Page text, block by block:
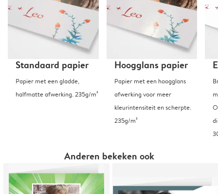
Standaard papier
Papier met een gladde,
halfmatte afwerking. 235g/m²
Hoogglans papier
Papier met een hoogglans
afwerking voor meer
kleurintensiteit en scherpte.
235g/m²
Anderen bekeken ook